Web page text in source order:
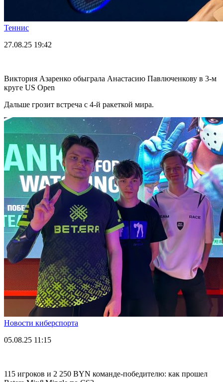
Теннис
27.08.25 19:42
Виктория Азаренко обыграла Анастасию Павлюченкову в 3-м
круге US Open
Дальше грозит встреча с 4-й ракеткой мира.
Новости киберспорта
05.08.25 11:15
115 игроков и 2 250 BYN команде-победителю: как прошел